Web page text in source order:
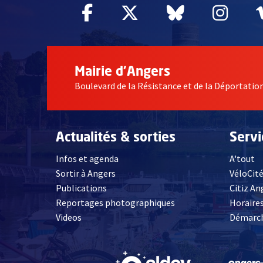
Facebook
, Ouvre une nouvelle
Twitter
, Ouvre une
Bluesky
, Ouvre
,
Mairie d'Angers
Boulevard de la Résistance et de la Déportation
Actualités & sorties
Infos et agenda
Sortir à Angers
Publications
Reportages photographiques
Videos, Ouvre une nouvelle fenêtre
A'tout
VéloCité
Citiz
, Ouvre une